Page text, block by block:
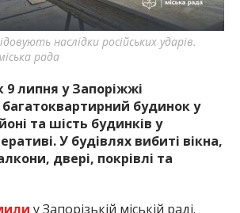
наслідки російських ударів.
рада
9 липня у Запоріжжі
будинок у
та шість будинків у
У будівлях вибиті вікна,
двері, покрівлі та
у Запорізькій міській раді.